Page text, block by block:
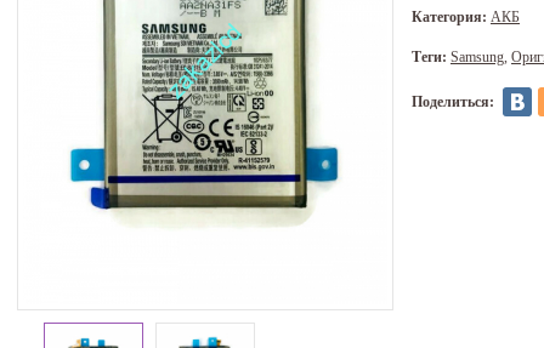
Категория: АКБ
Теги: Samsung
Поделиться: